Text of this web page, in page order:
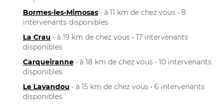
Bormes-les-Mimosas • à 11 km de chez vous • 8
intervenants disponibles
La Crau • à 19 km de chez vous • 17 intervenants
disponibles
Carqueiranne • à 18 km de chez vous • 10 intervenants
disponibles
Le Lavandou • à 15 km de chez vous • 6 intervenants
disponibles